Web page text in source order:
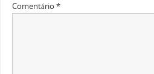
Comentário *